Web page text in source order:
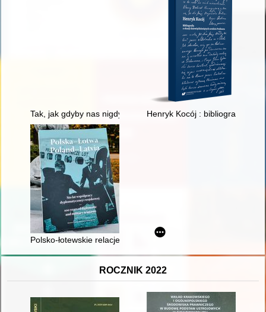
Tak, jak gdyby nas nigdy nie było : Zagłada Żydów w ramach
Henryk Kocój : bibliografia z
Polsko-łotewskie relacje na emigracji w latach 1945-1991
ROCZNIK 2022